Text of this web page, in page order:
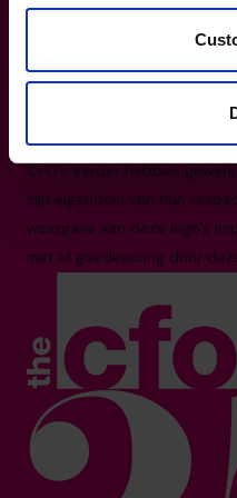
Alle feiten en cijfers zijn up-
Gebaseerd op het
landen waarin we actief zijn
De weergegeven logo’s
CFO’s eerder hebben
zijn eigendom van hun
weergave van deze logo's
met of goedkeuring door